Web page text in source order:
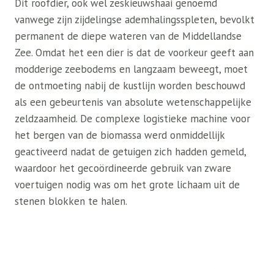
Dit roofdier, ook wel zeskieuwshaai genoemd
vanwege zijn zijdelingse ademhalingsspleten, bevolkt
permanent de diepe wateren van de Middellandse
Zee. Omdat het een dier is dat de voorkeur geeft aan
modderige zeebodems en langzaam beweegt, moet
de ontmoeting nabij de kustlijn worden beschouwd
als een gebeurtenis van absolute wetenschappelijke
zeldzaamheid. De complexe logistieke machine voor
het bergen van de biomassa werd onmiddellijk
geactiveerd nadat de getuigen zich hadden gemeld,
waardoor het gecoördineerde gebruik van zware
voertuigen nodig was om het grote lichaam uit de
stenen blokken te halen.